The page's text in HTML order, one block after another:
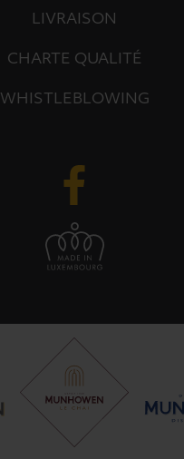
LIVRAISON
CHARTE QUALITÉ
WHISTLEBLOWING